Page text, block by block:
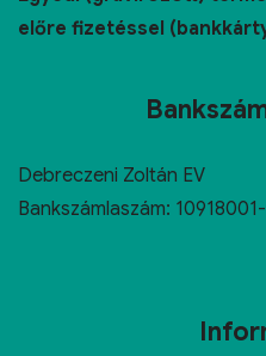
előre fizetéssel
Debreczeni Zoltán EV
Bankszámlaszám: